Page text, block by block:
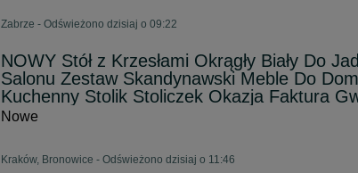
Zabrze - Odświeżono dzisiaj o 09:22
NOWY Stół z Krzesłami Okrągły Biały Do
Salonu Zestaw Skandynawski Meble Do
Kuchenny Stolik Stoliczek Okazja Faktura
Nowe
Kraków, Bronowice - Odświeżono dzisiaj o 11:46